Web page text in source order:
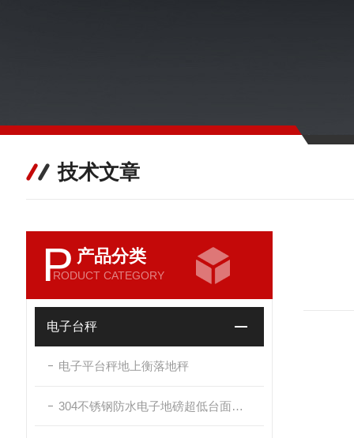
技术文章
P 产品分类
RODUCT CATEGORY
电子台秤
电子平台秤地上衡落地秤
304不锈钢防水电子地磅超低台面带斜坡